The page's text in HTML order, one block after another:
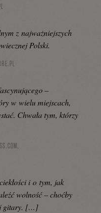
z najważniejszych
Polski.
–
w wielu miejscach,
Chwała tym, którzy
i o tym, jak
wolność – choćby
gitary. […]